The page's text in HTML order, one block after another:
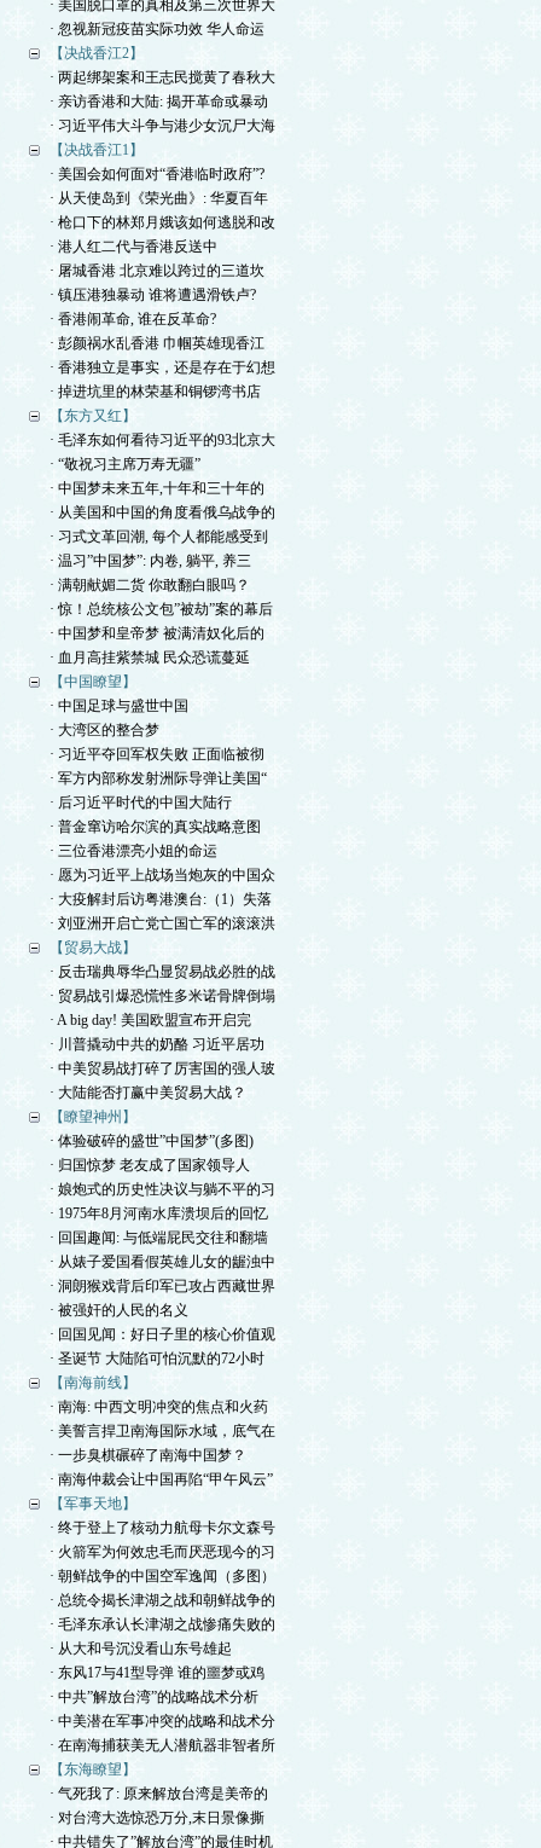
· 美国脱口罩的真相及第三次世界大
· 忽视新冠疫苗实际功效 华人命运
【决战香江2】
· 两起绑架案和王志民搅黄了春秋大
· 亲访香港和大陆: 揭开革命或暴动
· 习近平伟大斗争与港少女沉尸大海
【决战香江1】
· 美国会如何面对“香港临时政府”?
· 从天使岛到《荣光曲》: 华夏百年
· 枪口下的林郑月娥该如何逃脱和改
· 港人红二代与香港反送中
· 屠城香港 北京难以跨过的三道坎
· 镇压港独暴动 谁将遭遇滑铁卢?
· 香港闹革命, 谁在反革命?
· 彭颜祸水乱香港 巾帼英雄现香江
· 香港独立是事实，还是存在于幻想
· 掉进坑里的林荣基和铜锣湾书店
【东方又红】
· 毛泽东如何看待习近平的93北京大
· “敬祝习主席万寿无疆”
· 中国梦未来五年,十年和三十年的
· 从美国和中国的角度看俄乌战争的
· 习式文革回潮, 每个人都能感受到
· 温习”中国梦”: 内卷, 躺平, 养三
· 满朝献媚二货 你敢翻白眼吗？
· 惊！总统核公文包”被劫”案的幕后
· 中国梦和皇帝梦 被满清奴化后的
· 血月高挂紫禁城 民众恐谎蔓延
【中国瞭望】
· 中国足球与盛世中国
· 大湾区的整合梦
· 习近平夺回军权失败 正面临被彻
· 军方内部称发射洲际导弹让美国“
· 后习近平时代的中国大陆行
· 普金窜访哈尔滨的真实战略意图
· 三位香港漂亮小姐的命运
· 愿为习近平上战场当炮灰的中国众
· 大疫解封后访粤港澳台:（1）失落
· 刘亚洲开启亡党亡国亡军的滚滚洪
【贸易大战】
· 反击瑞典辱华凸显贸易战必胜的战
· 贸易战引爆恐慌性多米诺骨牌倒塌
· A big day! 美国欧盟宣布开启完
· 川普撬动中共的奶酪 习近平居功
· 中美贸易战打碎了厉害国的强人玻
· 大陆能否打赢中美贸易大战？
【瞭望神州】
· 体验破碎的盛世”中国梦”(多图)
· 归国惊梦 老友成了国家领导人
· 娘炮式的历史性决议与躺不平的习
· 1975年8月河南水库溃坝后的回忆
· 回国趣闻: 与低端屁民交往和翻墙
· 从婊子爱国看假英雄儿女的龌浊中
· 洞朗猴戏背后印军已攻占西藏世界
· 被强奸的人民的名义
· 回国见闻：好日子里的核心价值观
· 圣诞节 大陆陷可怕沉默的72小时
【南海前线】
· 南海: 中西文明冲突的焦点和火药
· 美誓言捍卫南海国际水域，底气在
· 一步臭棋碾碎了南海中国梦？
· 南海仲裁会让中国再陷“甲午风云”
【军事天地】
· 终于登上了核动力航母卡尔文森号
· 火箭军为何效忠毛而厌恶现今的习
· 朝鲜战争的中国空军逸闻（多图）
· 总统令揭长津湖之战和朝鲜战争的
· 毛泽东承认长津湖之战惨痛失败的
· 从大和号沉没看山东号雄起
· 东风17与41型导弹 谁的噩梦或鸡
· 中共”解放台湾”的战略战术分析
· 中美潜在军事冲突的战略和战术分
· 在南海捕获美无人潜航器非智者所
【东海瞭望】
· 气死我了: 原来解放台湾是美帝的
· 对台湾大选惊恐万分,末日景像撕
· 中共错失了”解放台湾”的最佳时机